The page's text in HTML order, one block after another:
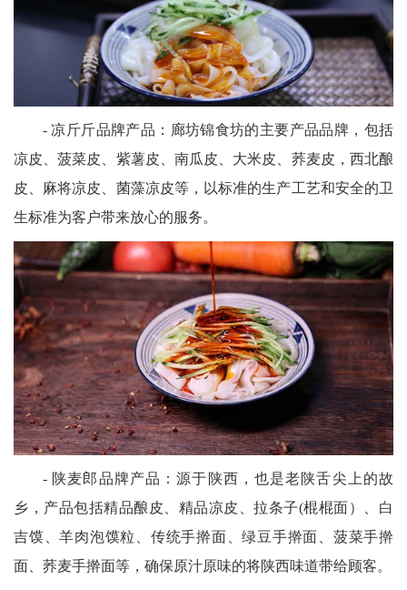
- 凉斤斤品牌产品：廊坊锦食坊的主要产品品牌，包括
凉皮、菠菜皮、紫薯皮、南瓜皮、大米皮、荞麦皮，西北酿
皮、麻将凉皮、菌藻凉皮等，以标准的生产工艺和安全的卫
生标准为客户带来放心的服务。
- 陕麦郎品牌产品：源于陕西，也是老陕舌尖上的故
乡，产品包括精品酿皮、精品凉皮、拉条子(棍棍面）、白
吉馍、羊肉泡馍粒、传统手擀面、绿豆手擀面、菠菜手擀
面、荞麦手擀面等，确保原汁原味的将陕西味道带给顾客。